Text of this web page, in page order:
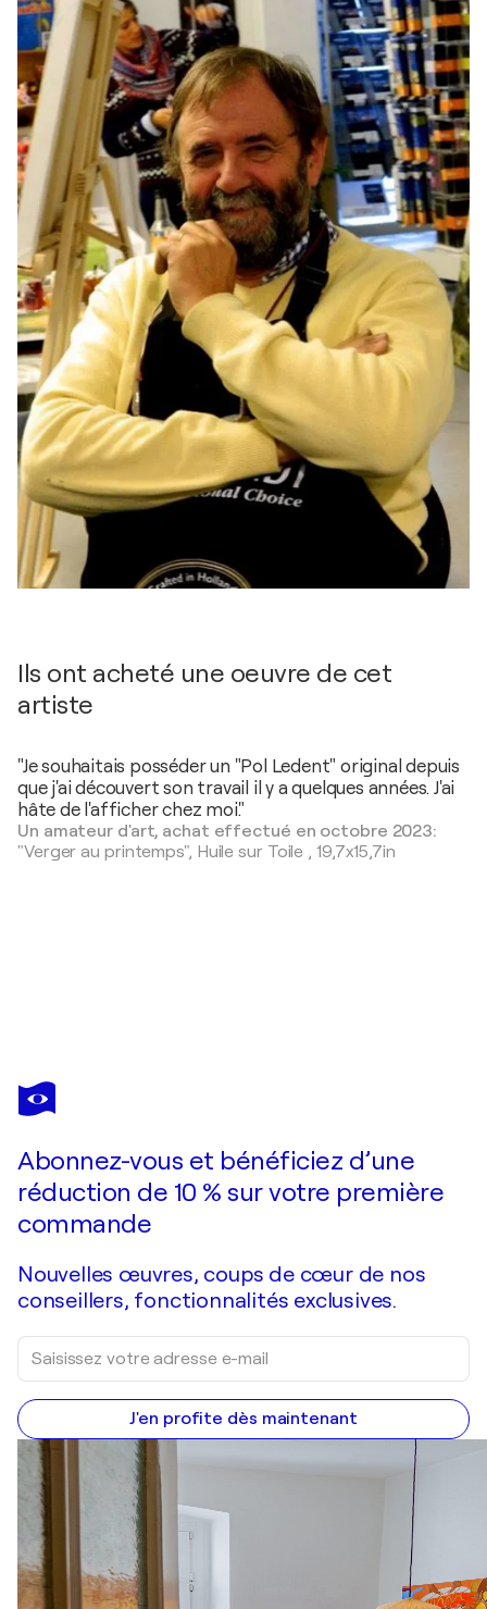
Ils ont acheté une oeuvre de cet
artiste
"Je souhaitais posséder un "Pol Ledent" original depuis
que j'ai découvert son travail il y a quelques années. J'ai
hâte de l'afficher chez moi."
Un amateur d'art, achat effectué en octobre 2023:
"Verger au printemps", Huile sur Toile , 19,7x15,7in
POL LEDENT
A village in the valley - 8823
Abonnez-vous et bénéficiez d’une
réduction de 10 % sur votre première
commande
Nouvelles œuvres, coups de cœur de nos
conseillers, fonctionnalités exclusives.
J'en profite dès maintenant